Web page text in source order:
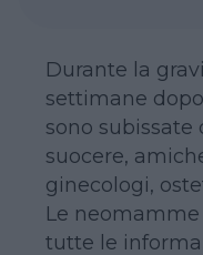
Durante la
settimane
sono subissate
suocere,
ginecologi,
Le
tutte le